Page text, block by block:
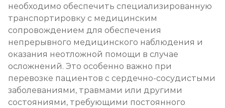
необходимо обеспечить специализированную
транспортировку с медицинским
сопровождением для обеспечения
непрерывного медицинского наблюдения и
оказания неотложной помощи в случае
осложнений. Это особенно важно при
перевозке пациентов с сердечно-сосудистыми
заболеваниями, травмами или другими
состояниями, требующими постоянного